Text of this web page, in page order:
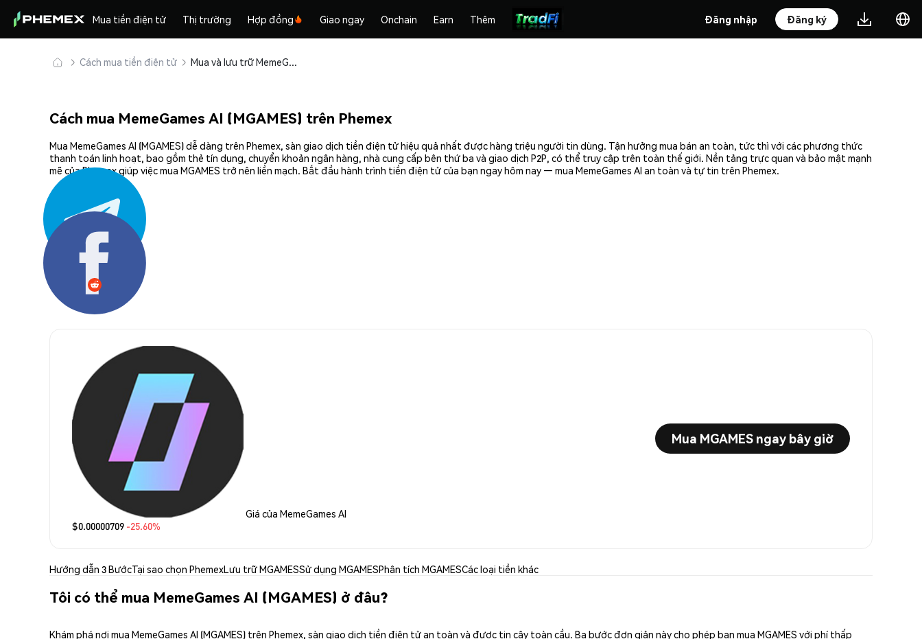
Mua tiền điện tử Thị trường Hợp đồng Giao ngay Onchain Earn Thêm Đăng nhập Đăng ký
Cách mua tiền điện tử Mua và lưu trữ MemeGames AI (MGAMES) an toàn
Cách mua MemeGames AI (MGAMES) trên Phemex
Mua MemeGames AI (MGAMES) dễ dàng trên Phemex, sàn giao dịch tiền điện tử hiệu quả nhất được hàng triệu người tin dùng. Tận hưởng mua bán an toàn, tức thì với các phương thức
thanh toán linh hoạt, bao gồm thẻ tín dụng, chuyển khoản ngân hàng, nhà cung cấp bên thứ ba và giao dịch P2P, có thể truy cập trên toàn thế giới. Nền tảng trực quan và bảo mật mạnh
mẽ của Phemex giúp việc mua MGAMES trở nên liền mạch. Bắt đầu hành trình tiền điện tử của bạn ngay hôm nay — mua MemeGames AI an toàn và tự tin trên Phemex.
Chia sẻ:
Giá của MemeGames AI
$0.00000709 -25.60%
Mua MGAMES ngay bây giờ
Hướng dẫn 3 BướcTại sao chọn PhemexLưu trữ MGAMESSử dụng MGAMESPhân tích MGAMESCác loại tiền khác
Tôi có thể mua MemeGames AI (MGAMES) ở đâu?
Khám phá nơi mua MemeGames AI (MGAMES) trên Phemex, sàn giao dịch tiền điện tử an toàn và được tin cậy toàn cầu. Ba bước đơn giản này cho phép bạn mua MGAMES với phí thấp